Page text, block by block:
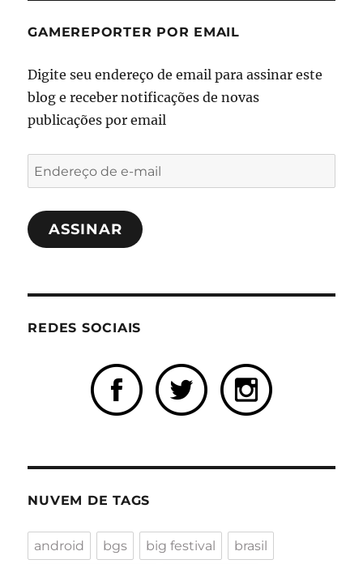
GAMEREPORTER POR EMAIL
Digite seu endereço de email para assinar este
blog e receber notificações de novas
publicações por email
Endereço
de
e-
mailASSINAR
REDES SOCIAIS
NUVEM DE TAGS
android bgs big festival brasil